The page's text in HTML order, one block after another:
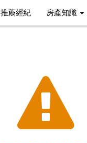
推薦經紀 房產知識